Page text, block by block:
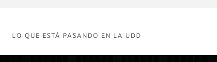
LO QUE ESTÁ PASANDO EN LA UDD